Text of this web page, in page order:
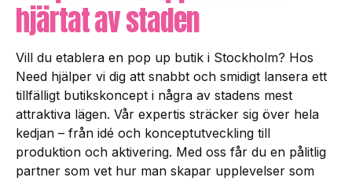
hjärtat av staden
Vill du etablera en pop up butik i Stockholm? Hos
Need hjälper vi dig att snabbt och smidigt lansera ett
tillfälligt butikskoncept i några av stadens mest
attraktiva lägen. Vår expertis sträcker sig över hela
kedjan – från idé och konceptutveckling till
produktion och aktivering. Med oss får du en pålitlig
partner som vet hur man skapar upplevelser som